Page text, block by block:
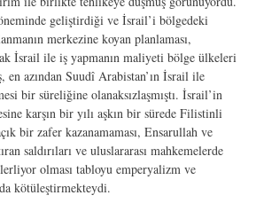
geliştirdiği ve İsrail’i bölgedeki
merke­zine koyan planlaması,
İsrail ile iş yapmanın maliyeti bölge ülkeleri
en azından Suudî Arabistan’ın İsrail ile
bir süreliğine olanaksızlaşmıştı. İsrail’in
karşın bir yılı aşkın bir sürede Filistinli
bir zafer kazanamaması, Ensarullah ve
saldırı­ları ve uluslararası mahkemelerde
olması tabloyu emperyalizm ve
kötüleştirmekteydi.